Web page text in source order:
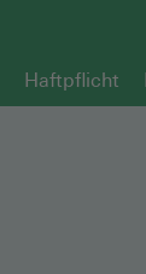
Haftpflicht